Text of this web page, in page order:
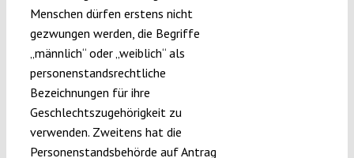
Menschen dürfen erstens nicht
gezwungen werden, die Begriffe
„männlich“ oder „weiblich“ als
personenstandsrechtliche
Bezeichnungen für ihre
Geschlechtszugehörigkeit zu
verwenden. Zweitens hat die
Personenstandsbehörde auf Antrag